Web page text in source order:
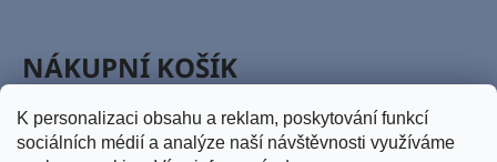
K personalizaci obsahu a reklam, poskytování funkcí
sociálních médií a analýze naší návštěvnosti využíváme
ANÁKUPNÍ KOŠÍK
0KS /0 KČ